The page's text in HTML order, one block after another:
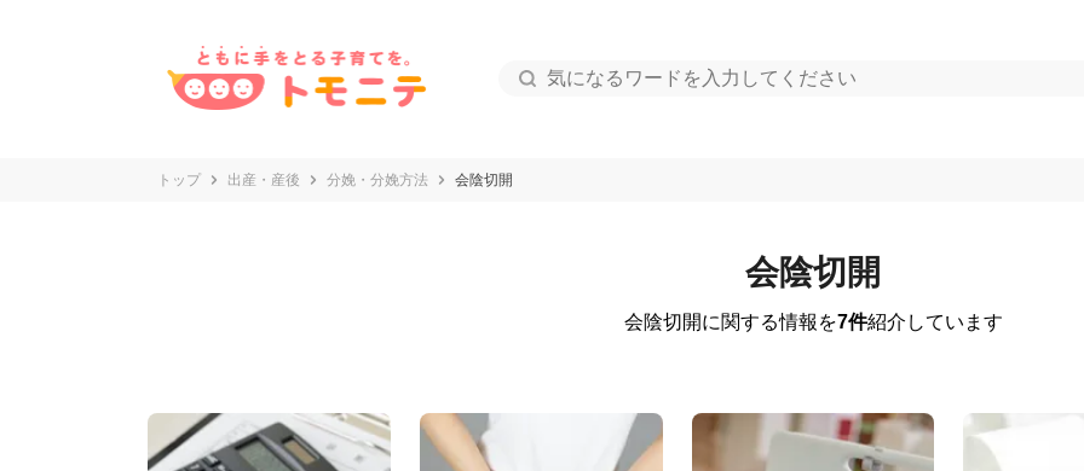
トップ 出産・産後 分娩・分娩方法 会陰切開
会陰切開
会陰切開に関する情報を7件紹介しています